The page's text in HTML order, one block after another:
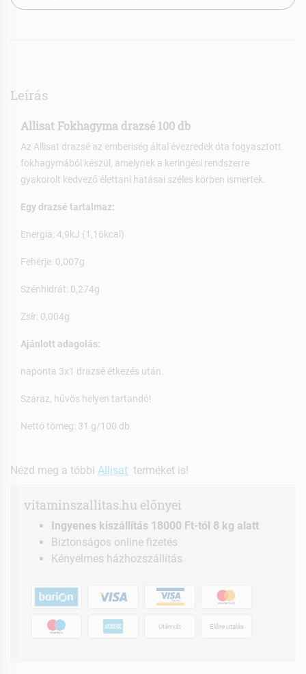
Leírás
Allisat Fokhagyma drazsé 100 db
Az Allisat drazsé az emberiség által évezredek óta fogyasztott
fokhagymából készül, amelynek a keringési rendszerre
gyakorolt kedvező élettani hatásai széles körben ismertek.
Egy drazsé tartalmaz:
Energia: 4,9kJ (1,16kcal)
Fehérje: 0,007g
Szénhidrát: 0,274g
Zsír: 0,004g
Ajánlott adagolás:
naponta 3x1 drazsé étkezés után.
Száraz, hűvös helyen tartandó!
Nettó tömeg: 31 g/100 db.
Nézd meg a többi Allisat terméket is!
vitaminszallitas.hu előnyei
Ingyenes kiszállítás 18000 Ft-tól 8 kg alatt
Biztonságos online fizetés
Kényelmes házhozszállítás
Utánvét Előre utalás